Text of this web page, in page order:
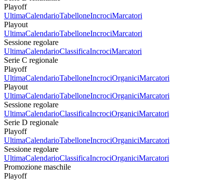
Playoff
UltimaCalendarioTabelloneIncrociMarcatori
Playout
UltimaCalendarioTabelloneIncrociMarcatori
Sessione regolare
UltimaCalendarioClassificaIncrociMarcatori
Serie C regionale
Playoff
UltimaCalendarioTabelloneIncrociOrganiciMarcatori
Playout
UltimaCalendarioTabelloneIncrociOrganiciMarcatori
Sessione regolare
UltimaCalendarioClassificaIncrociOrganiciMarcatori
Serie D regionale
Playoff
UltimaCalendarioTabelloneIncrociOrganiciMarcatori
Sessione regolare
UltimaCalendarioClassificaIncrociOrganiciMarcatori
Promozione maschile
Playoff